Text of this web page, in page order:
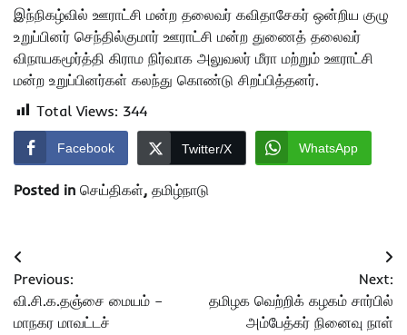
இந்நிகழ்வில் ஊராட்சி மன்ற தலைவர் கவிதாசேகர் ஒன்றிய குழு
உறுப்பினர் செந்தில்குமார் ஊராட்சி மன்ற துணைத் தலைவர்
விநாயகமூர்த்தி கிராம நிர்வாக அலுவலர் மீரா மற்றும் ஊராட்சி
மன்ற உறுப்பினர்கள் கலந்து கொண்டு சிறப்பித்தனர்.
Total Views: 344
Facebook Twitter/X WhatsApp
Posted in செய்திகள், தமிழ்நாடு
Post
navigation
Previous:
வி.சி.க.தஞ்சை மையம் –
மாநகர மாவட்டச்
Next:
தமிழக வெற்றிக் கழகம் சார்பில்
அம்பேத்கர் நினைவு நாள்